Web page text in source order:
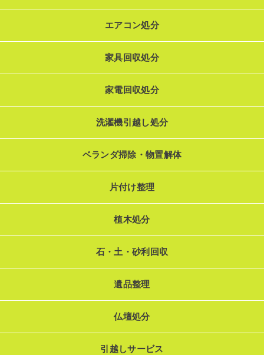
エアコン処分
家具回収処分
家電回収処分
洗濯機引越し処分
ベランダ掃除・物置解体
片付け整理
植木処分
石・土・砂利回収
遺品整理
仏壇処分
引越しサービス